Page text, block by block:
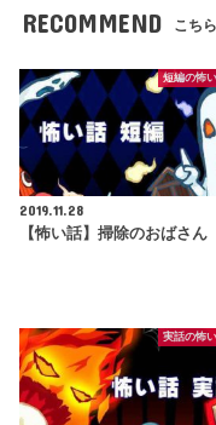
RECOMMEND こち
短編の怖
2019.11.28
【怖い話】掃除のおばさん
実話の怖